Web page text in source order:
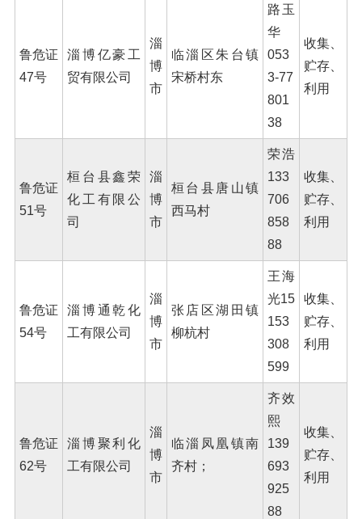
鲁危证
47号
淄博亿豪工
贸有限公司
淄
博
市
临淄区朱台镇
宋桥村东
路玉
华
053
3-77
801
38
收集、
贮存、
利用
鲁危证
51号
桓台县鑫荣
化工有限公
司
淄
博
市
桓台县唐山镇
西马村
荣浩
133
706
858
88
收集、
贮存、
利用
鲁危证
54号
淄博通乾化
工有限公司
淄
博
市
张店区湖田镇
柳杭村
王海
光15
153
308
599
收集、
贮存、
利用
鲁危证
62号
淄博聚利化
工有限公司
淄
博
市
临淄凤凰镇南
齐村；
齐效
熙
139
693
925
88
收集、
贮存、
利用